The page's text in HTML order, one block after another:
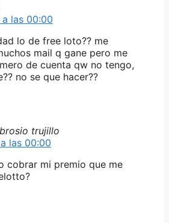
las 00:00
lo de free loto?? me
mail q gane pero me
de cuenta qw no tengo,
no se que hacer??
trujillo
las 00:00
cobrar mi premio que me